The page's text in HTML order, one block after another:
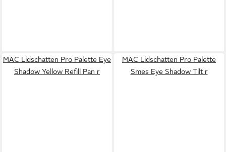
MAC Lidschatten Pro Palette Eye
Shadow Yellow Refill Pan r
MAC Lidschatten Pro Palette
Smes Eye Shadow Tilt r